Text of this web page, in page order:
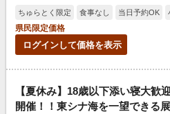
ちゅらとく限定 食事なし 当日予約OK
県民限定価格
ログインして価格を表示
【夏休み】18歳以下添い寝大歓
開催！！東シナ海を一望できる